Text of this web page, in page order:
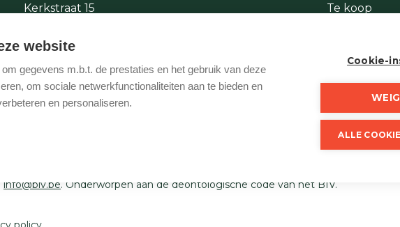
Kerkstraat 15
info@justwonen.be
Te koop
Stukje
BTW-BE 0540 695 222 - Verzekering BA en borgstelling
0000 1849. Toezichthoudende autoriteit: Beroepsinstituut van
info@biv.be. Onderworpen aan de deontologische code van het BIV.
website
gegevens m.b.t. de prestaties en het gebruik van deze
om sociale netwerkfunctionaliteiten aan te bieden en
en personaliseren.
Cookie-
ALLE